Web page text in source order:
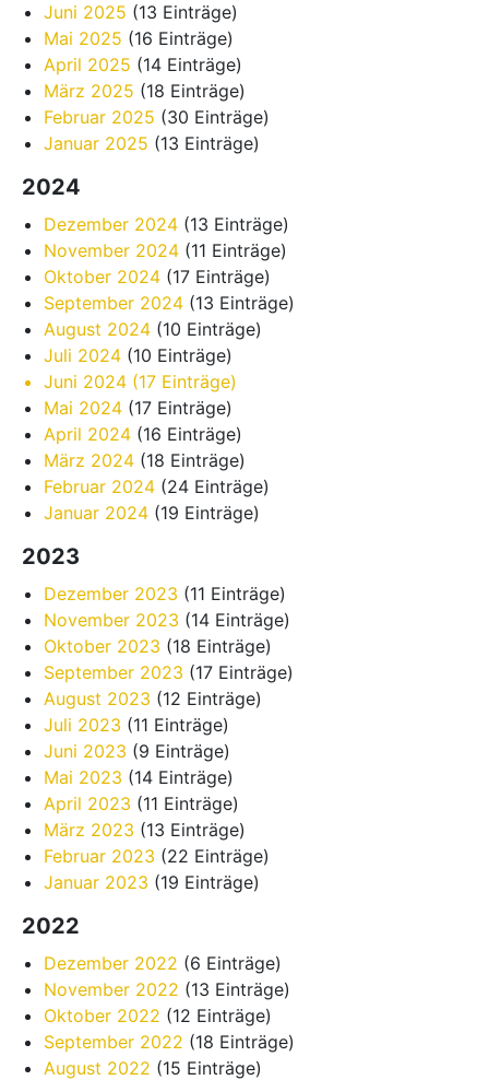
Juni 2025 (13 Einträge)
Mai 2025 (16 Einträge)
April 2025 (14 Einträge)
März 2025 (18 Einträge)
Februar 2025 (30 Einträge)
Januar 2025 (13 Einträge)
2024
Dezember 2024 (13 Einträge)
November 2024 (11 Einträge)
Oktober 2024 (17 Einträge)
September 2024 (13 Einträge)
August 2024 (10 Einträge)
Juli 2024 (10 Einträge)
Juni 2024 (17 Einträge)
Mai 2024 (17 Einträge)
April 2024 (16 Einträge)
März 2024 (18 Einträge)
Februar 2024 (24 Einträge)
Januar 2024 (19 Einträge)
2023
Dezember 2023 (11 Einträge)
November 2023 (14 Einträge)
Oktober 2023 (18 Einträge)
September 2023 (17 Einträge)
August 2023 (12 Einträge)
Juli 2023 (11 Einträge)
Juni 2023 (9 Einträge)
Mai 2023 (14 Einträge)
April 2023 (11 Einträge)
März 2023 (13 Einträge)
Februar 2023 (22 Einträge)
Januar 2023 (19 Einträge)
2022
Dezember 2022 (6 Einträge)
November 2022 (13 Einträge)
Oktober 2022 (12 Einträge)
September 2022 (18 Einträge)
August 2022 (15 Einträge)